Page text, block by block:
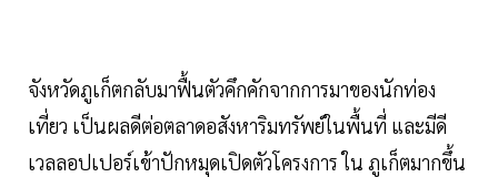
จังหวัดภูเก็ตกลับมาฟื้นตัวคึกคักจากการมาของนักท่อง
เที่ยว เป็นผลดีต่อตลาดอสังหาริมทรัพย์ในพื้นที่ และมีดี
เวลลอปเปอร์เข้าปักหมุดเปิดตัวโครงการ ใน ภูเก็ตมากขึ้น